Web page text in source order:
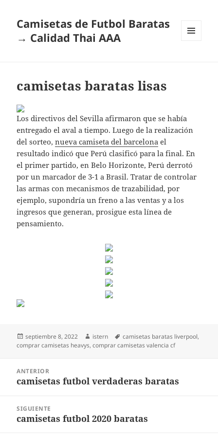
Camisetas de Futbol Baratas
→ Calidad Thai AAA
camisetas baratas lisas
Los directivos del Sevilla afirmaron que se había
entregado el aval a tiempo. Luego de la realización
del sorteo,nueva camiseta del barcelona el
resultado indicó que Perú clasificó para la final. En
el primer partido, en Belo Horizonte, Perú derrotó
por un marcador de 3-1 a Brasil. Tratar de controlar
las armas con mecanismos de trazabilidad, por
ejemplo, supondría un freno a las ventas y a los
ingresos que generan, prosigue esta línea de
pensamiento.
Publicado
el
septiembre 8, 2022 Autor
istern Etiquetas
camisetas baratas liverpool,
comprar camisetas heavys,comprar camisetas valencia cf
entradas
ANTERIOR
Entrada
camisetas futbol verdaderas baratas
SIGUIENTE
Entrada
camisetas futbol 2020 baratas